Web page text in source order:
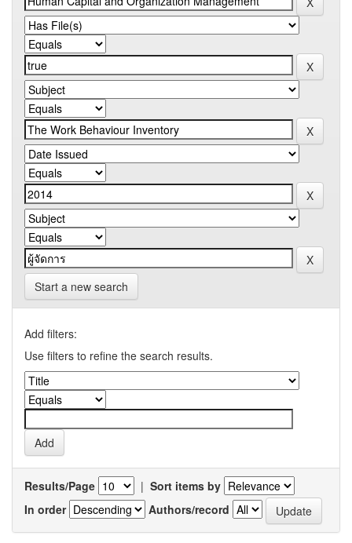
Start a new search
Add filters:
Use filters to refine the search results.
Results/Page | Sort items by
In order
Authors/record